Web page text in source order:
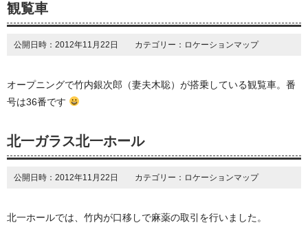
観覧車
公開日時：2012年11月22日 カテゴリー：ロケーションマップ
オープニングで竹内銀次郎（妻夫木聡）が搭乗している観覧車。番
号は36番です
北一ガラス北一ホール
公開日時：2012年11月22日 カテゴリー：ロケーションマップ
北一ホールでは、竹内が口移しで麻薬の取引を行いました。